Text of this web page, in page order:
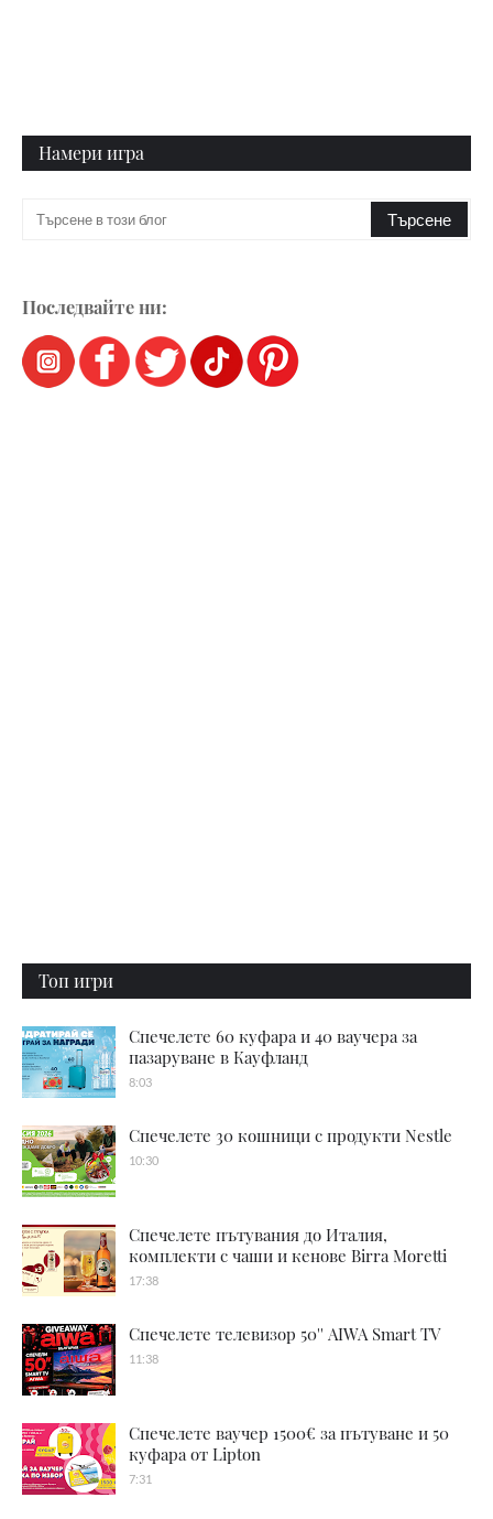
Намери игра
Последвайте ни:
Топ игри
Спечелете 60 куфара и 40 ваучера за
пазаруване в Кауфланд
8:03
Спечелете 30 кошници с продукти Nestle
10:30
Спечелете пътувания до Италия,
комплекти с чаши и кенове Birra Moretti
17:38
Спечелете телевизор 50'' AIWA Smart TV
11:38
Спечелете ваучер 1500€ за пътуване и 50
куфара от Lipton
7:31